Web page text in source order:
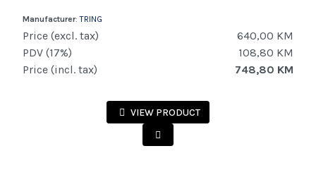
Manufacturer:TRING
Price (excl. tax)
640,00 KM
PDV (17%)
108,80 KM
Price (incl. tax)
748,80 KM
VIEW PRODUCT